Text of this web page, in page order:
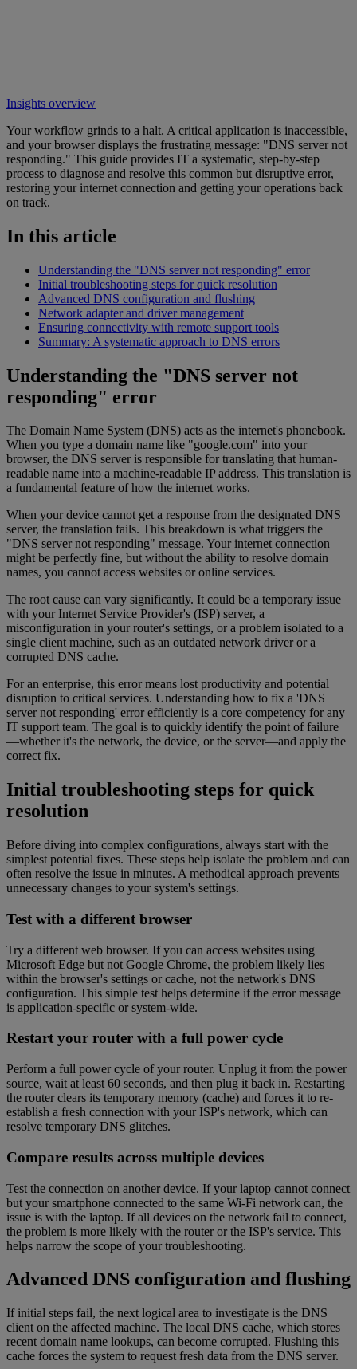
Insights overview
Your workflow grinds to a halt. A critical application is inaccessible,
and your browser displays the frustrating message: "DNS server not
responding." This guide provides IT a systematic, step-by-step
process to diagnose and resolve this common but disruptive error,
restoring your internet connection and getting your operations back
on track.
In this article
Understanding the "DNS server not responding" error
Initial troubleshooting steps for quick resolution
Advanced DNS configuration and flushing
Network adapter and driver management
Ensuring connectivity with remote support tools
Summary: A systematic approach to DNS errors
Understanding the "DNS server not
responding" error
The Domain Name System (DNS) acts as the internet's phonebook.
When you type a domain name like "google.com" into your
browser, the DNS server is responsible for translating that human-
readable name into a machine-readable IP address. This translation is
a fundamental feature of how the internet works.
When your device cannot get a response from the designated DNS
server, the translation fails. This breakdown is what triggers the
"DNS server not responding" message. Your internet connection
might be perfectly fine, but without the ability to resolve domain
names, you cannot access websites or online services.
The root cause can vary significantly. It could be a temporary issue
with your Internet Service Provider's (ISP) server, a
misconfiguration in your router's settings, or a problem isolated to a
single client machine, such as an outdated network driver or a
corrupted DNS cache.
For an enterprise, this error means lost productivity and potential
disruption to critical services. Understanding how to fix a 'DNS
server not responding' error efficiently is a core competency for any
IT support team. The goal is to quickly identify the point of failure
—whether it's the network, the device, or the server—and apply the
correct fix.
Initial troubleshooting steps for quick
resolution
Before diving into complex configurations, always start with the
simplest potential fixes. These steps help isolate the problem and can
often resolve the issue in minutes. A methodical approach prevents
unnecessary changes to your system's settings.
Test with a different browser
Try a different web browser. If you can access websites using
Microsoft Edge but not Google Chrome, the problem likely lies
within the browser's settings or cache, not the network's DNS
configuration. This simple test helps determine if the error message
is application-specific or system-wide.
Restart your router with a full power cycle
Perform a full power cycle of your router. Unplug it from the power
source, wait at least 60 seconds, and then plug it back in. Restarting
the router clears its temporary memory (cache) and forces it to re-
establish a fresh connection with your ISP's network, which can
resolve temporary DNS glitches.
Compare results across multiple devices
Test the connection on another device. If your laptop cannot connect
but your smartphone connected to the same Wi-Fi network can, the
issue is with the laptop. If all devices on the network fail to connect,
the problem is more likely with the router or the ISP's service. This
helps narrow the scope of your troubleshooting.
Advanced DNS configuration and flushing
If initial steps fail, the next logical area to investigate is the DNS
client on the affected machine. The local DNS cache, which stores
recent domain name lookups, can become corrupted. Flushing this
cache forces the system to request fresh data from the DNS server.